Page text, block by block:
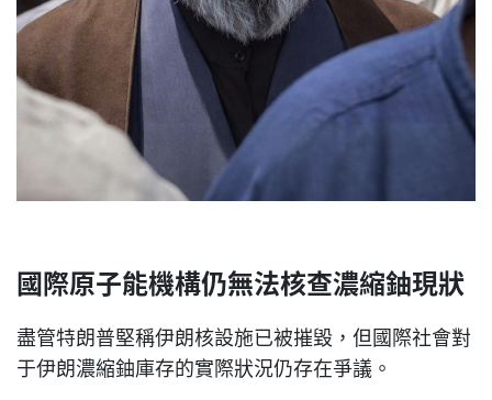
國際原子能機構仍無法核查濃縮鈾現狀
盡管特朗普堅稱伊朗核設施已被摧毀，但國際社會對
于伊朗濃縮鈾庫存的實際狀況仍存在爭議。